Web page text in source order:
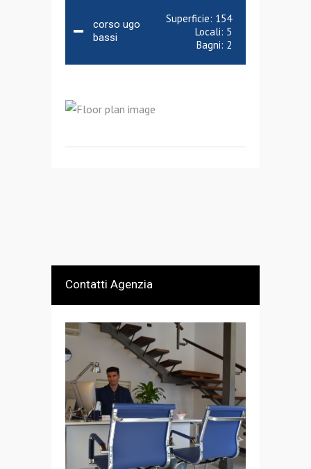
corso ugo
bassi
Superficie: 154
Locali: 5
Bagni: 2
Contatti Agenzia